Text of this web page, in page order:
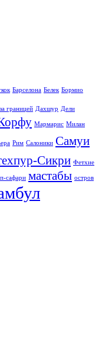
Барселона Белек Бормио
границей Дахшур Дели
Мармарис Милан
Рим Салоники Самуи
Сикри Фетхие
сафари мастабы остров